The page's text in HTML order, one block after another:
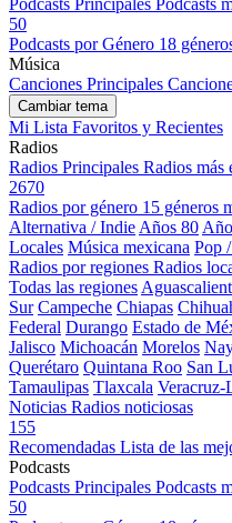
Podcasts Principales Podcasts
50
Podcasts por Género 18
Música
Canciones Principales
Cambiar tema
Mi Lista Favoritos y Recientes
Radios
Radios Principales Radios más
2670
Radios por género 15 géneros
Alternativa / Indie Años 80
Locales Música mexicana Pop
Radios por regiones Radios
Todas las regiones
Sur Campeche Chiapas
Federal Durango Estado de
Jalisco Michoacán Morelos
Querétaro Quintana Roo San
Tamaulipas Tlaxcala Veracruz-
Noticias Radios noticiosas
155
Recomendadas Lista de las
Podcasts
Podcasts Principales Podcasts
50